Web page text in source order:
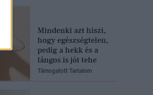
Mindenki azt hiszi,
hogy egészségtelen,
pedig a hekk és a
lángos is jót tehe
Támogatott Tartalom